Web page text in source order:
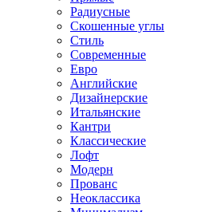
Радиусные
Скошенные углы
Стиль
Современные
Евро
Английские
Дизайнерские
Итальянские
Кантри
Классические
Лофт
Модерн
Прованс
Неоклассика